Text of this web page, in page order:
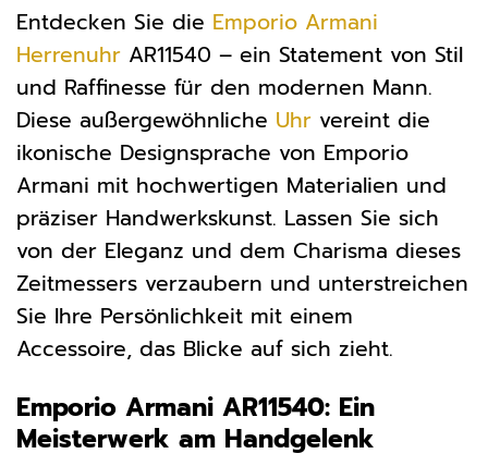
Entdecken Sie die Emporio Armani
Herrenuhr AR11540 – ein Statement von Stil
und Raffinesse für den modernen Mann.
Diese außergewöhnliche Uhr vereint die
ikonische Designsprache von Emporio
Armani mit hochwertigen Materialien und
präziser Handwerkskunst. Lassen Sie sich
von der Eleganz und dem Charisma dieses
Zeitmessers verzaubern und unterstreichen
Sie Ihre Persönlichkeit mit einem
Accessoire, das Blicke auf sich zieht.
Emporio Armani AR11540: Ein
Meisterwerk am Handgelenk